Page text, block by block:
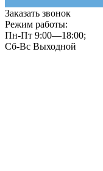
Заказать звонок
Режим работы:
Пн-Пт 9:00—18:00;
Сб-Вс Выходной